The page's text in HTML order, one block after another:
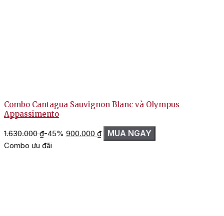
Combo Cantagua Sauvignon Blanc và Olympus
Appassimento
1.630.000₫-45% Giá
gốc
900.000 ₫Giá
hiện
MUA NGAY
Combo ưu đãi